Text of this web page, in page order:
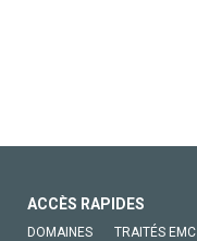
ACCÈS RAPIDES
DOMAINES TRAITÉS EMC